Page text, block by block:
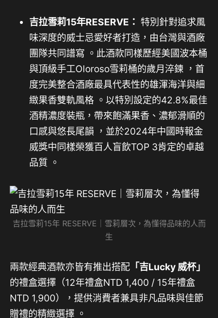
吉拉雪莉15年RESERVE： 特別針對追求風
味深度的威士忌愛好者打造，由台灣與酒廠
團隊共同譜寫 。此酒款同樣歷經美國波本桶
與頂級手工Oloroso雪莉桶的歲月淬鍊 ，首
度完美整合酒廠最具代表性的雄渾海洋與細
緻果香雙軌風格 。以特別設定的42.8%最佳
酒精濃度裝瓶，帶來飽滿果香、濃郁滑順的
口感與悠長尾韻 ，並於2024年中國時報金
威獎中同樣榮獲百人盲飲TOP 3肯定的卓越
品質 。
吉拉雪莉15年 RESERVE｜雪莉層次，為懂得品味的人而
生
兩款經典酒款亦皆有推出搭配 「吉Lucky 威杯」
的禮盒選擇（12年禮盒NTD 1,400 / 15年禮盒
NTD 1,900），提供消費者兼具非凡品味與佳節
贈禮的精緻選擇 。